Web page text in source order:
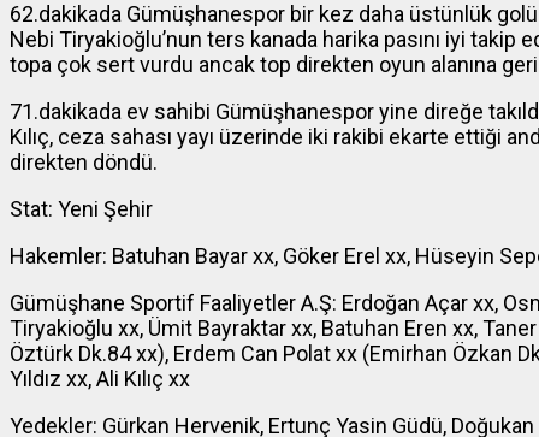
62.dakikada Gümüşhanespor bir kez daha üstünlük
Nebi Tiryakioğlu’nun ters kanada harika pasını iyi takip
topa çok sert vurdu ancak top direkten oyun alanına
71.dakikada ev sahibi Gümüşhanespor yine direğe
Kılıç, ceza sahası yayı üzerinde iki rakibi ekarte ettiği
direkten döndü.
Stat: Yeni Şehir
Hakemler: Batuhan Bayar xx, Göker Erel xx, Hüseyin
Gümüşhane Sportif Faaliyetler A.Ş: Erdoğan Açar xx,
Tiryakioğlu xx, Ümit Bayraktar xx, Batuhan Eren xx,
Öztürk Dk.84 xx), Erdem Can Polat xx (Emirhan Özkan
Yıldız xx, Ali Kılıç xx
Yedekler: Gürkan Hervenik, Ertunç Yasin Güdü,